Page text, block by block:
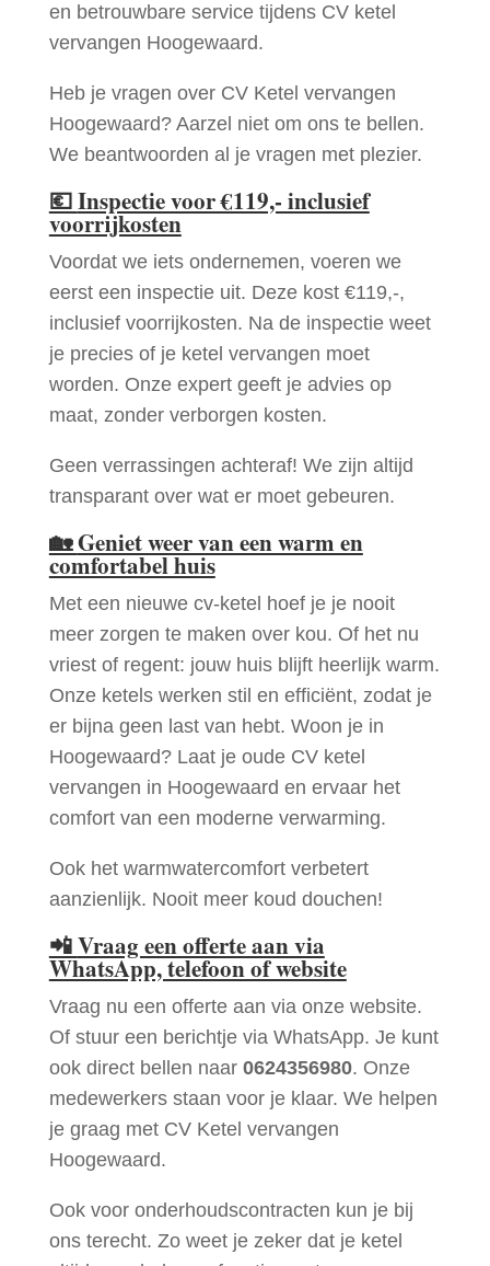
en betrouwbare service tijdens CV ketel
vervangen Hoogewaard.
Heb je vragen over CV Ketel vervangen
Hoogewaard? Aarzel niet om ons te bellen.
We beantwoorden al je vragen met plezier.
💶Inspectie voor €119,- inclusief
voorrijkosten
Voordat we iets ondernemen, voeren we
eerst een inspectie uit. Deze kost €119,-,
inclusief voorrijkosten. Na de inspectie weet
je precies of je ketel vervangen moet
worden. Onze expert geeft je advies op
maat, zonder verborgen kosten.
Geen verrassingen achteraf! We zijn altijd
transparant over wat er moet gebeuren.
🏡Geniet weer van een warm en
comfortabel huis
Met een nieuwe cv-ketel hoef je je nooit
meer zorgen te maken over kou. Of het nu
vriest of regent: jouw huis blijft heerlijk warm.
Onze ketels werken stil en efficiënt, zodat je
er bijna geen last van hebt. Woon je in
Hoogewaard? Laat je oude CV ketel
vervangen in Hoogewaard en ervaar het
comfort van een moderne verwarming.
Ook het warmwatercomfort verbetert
aanzienlijk. Nooit meer koud douchen!
📲Vraag een offerte aan via
WhatsApp, telefoon of website
Vraag nu een offerte aan via onze website.
Of stuur een berichtje via WhatsApp. Je kunt
ook direct bellen naar 0624356980. Onze
medewerkers staan voor je klaar. We helpen
je graag met CV Ketel vervangen
Hoogewaard.
Ook voor onderhoudscontracten kun je bij
ons terecht. Zo weet je zeker dat je ketel